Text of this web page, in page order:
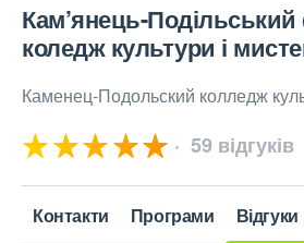
Кам’янець-
коледж культури і
Каменец-Подольский колледж
59 відгуків
Контакти Програми Відгуки